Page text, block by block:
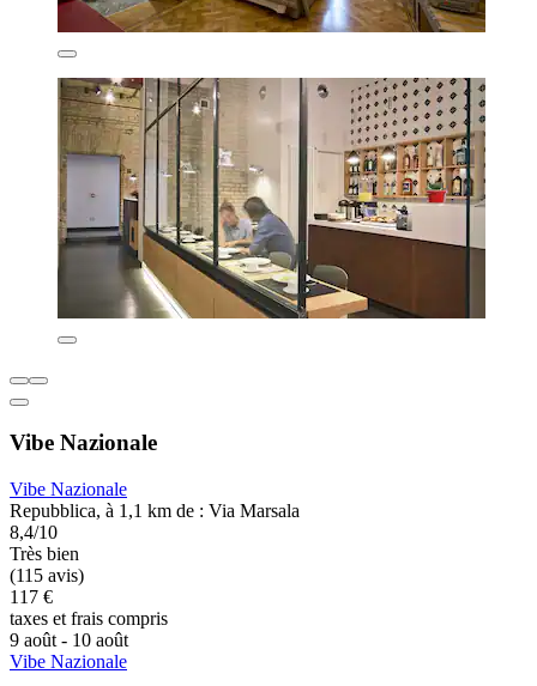
Vibe Nazionale
Vibe Nazionale
Repubblica, à 1,1 km de : Via Marsala
8,4/10
Très bien
(115 avis)
117 €
taxes et frais compris
9 août - 10 août
Vibe Nazionale